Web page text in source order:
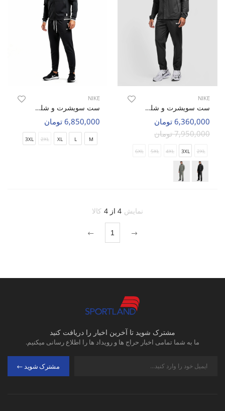
NIKE
ست سویشرت و شلوار ورزشی مردانه نایک Nike Flex Mode M
6,360,000 تومان
7,950,000 تومان
2XL
3XL
4XL
5XL
6XL
NIKE
ست سویشرت و شلوار ورزشی مردانه نایک Nike Flow Active M
6,850,000 تومان
M
L
XL
2XL
3XL
نمایش 4 از 4 کالا
1
مشترک شوید تا آخرین اخبار را دریافت کنید
ما به شما تمامی اخبار حراج ها و رویداد ها را اطلاع رسانی میکنیم.
مشترک شوید